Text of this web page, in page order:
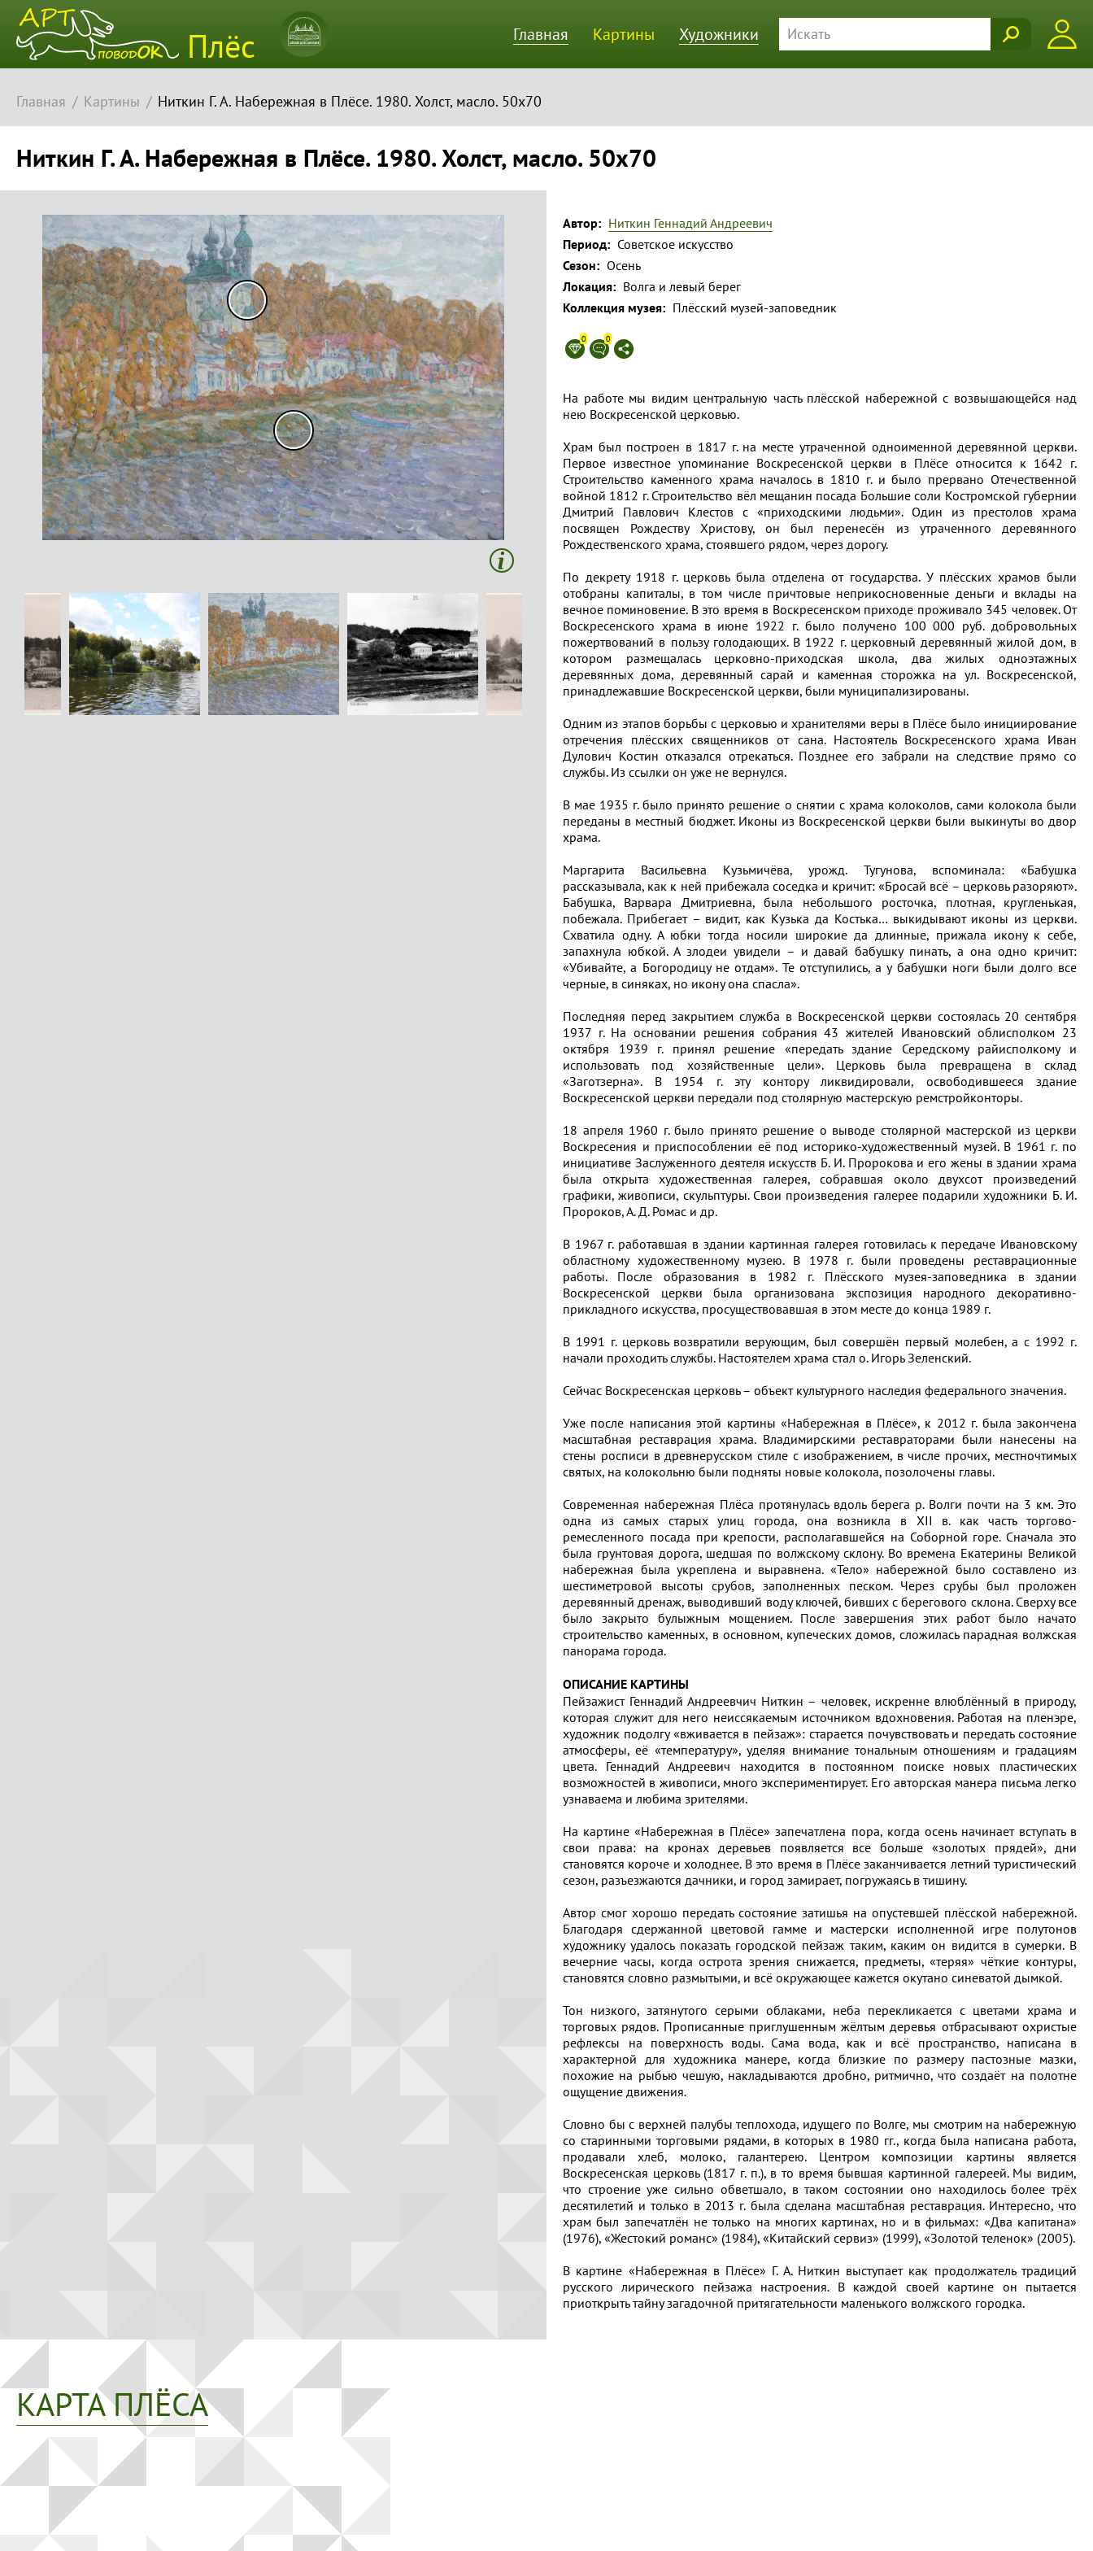
Плёс
Плёсский
музей-
заповедник
Главная Картины Художники
Главная Картины Ниткин Г. А. Набережная в Плёсе. 1980. Холст, масло. 50х70
Ниткин Г. А. Набережная в Плёсе. 1980. Холст, масло. 50х70
Автор: Ниткин Геннадий Андреевич
Период: Советское искусство
Сезон: Осень
Локация: Волга и левый берег
Коллекция музея: Плёсский музей-заповедник
0 0
На работе мы видим центральную часть плёсской набережной с возвышающейся над
нею Воскресенской церковью.
Храм был построен в 1817 г. на месте утраченной одноименной деревянной церкви.
Первое известное упоминание Воскресенской церкви в Плёсе относится к 1642 г.
Строительство каменного храма началось в 1810 г. и было прервано Отечественной
войной 1812 г. Строительство вёл мещанин посада Большие соли Костромской губернии
Дмитрий Павлович Клестов с «приходскими людьми». Один из престолов храма
посвящен Рождеству Христову, он был перенесён из утраченного деревянного
Рождественского храма, стоявшего рядом, через дорогу.
По декрету 1918 г. церковь была отделена от государства. У плёсских храмов были
отобраны капиталы, в том числе причтовые неприкосновенные деньги и вклады на
вечное поминовение. В это время в Воскресенском приходе проживало 345 человек. От
Воскресенского храма в июне 1922 г. было получено 100 000 руб. добровольных
пожертвований в пользу голодающих. В 1922 г. церковный деревянный жилой дом, в
котором размещалась церковно-приходская школа, два жилых одноэтажных
деревянных дома, деревянный сарай и каменная сторожка на ул. Воскресенской,
принадлежавшие Воскресенской церкви, были муниципализированы.
Одним из этапов борьбы с церковью и хранителями веры в Плёсе было инициирование
отречения плёсских священников от сана. Настоятель Воскресенского храма Иван
Дулович Костин отказался отрекаться. Позднее его забрали на следствие прямо со
службы. Из ссылки он уже не вернулся.
В мае 1935 г. было принято решение о снятии с храма колоколов, сами колокола были
переданы в местный бюджет. Иконы из Воскресенской церкви были выкинуты во двор
храма.
Маргарита Васильевна Кузьмичёва, урожд. Тугунова, вспоминала: «Бабушка
рассказывала, как к ней прибежала соседка и кричит: «Бросай всё – церковь разоряют».
Бабушка, Варвара Дмитриевна, была небольшого росточка, плотная, кругленькая,
побежала. Прибегает – видит, как Кузька да Костька… выкидывают иконы из церкви.
Схватила одну. А юбки тогда носили широкие да длинные, прижала икону к себе,
запахнула юбкой. А злодеи увидели – и давай бабушку пинать, а она одно кричит:
«Убивайте, а Богородицу не отдам». Те отступились, а у бабушки ноги были долго все
черные, в синяках, но икону она спасла».
Последняя перед закрытием служба в Воскресенской церкви состоялась 20 сентября
1937 г. На основании решения собрания 43 жителей Ивановский облисполком 23
октября 1939 г. принял решение «передать здание Середскому райисполкому и
использовать под хозяйственные цели». Церковь была превращена в склад
«Заготзерна». В 1954 г. эту контору ликвидировали, освободившееся здание
Воскресенской церкви передали под столярную мастерскую ремстройконторы.
18 апреля 1960 г. было принято решение о выводе столярной мастерской из церкви
Воскресения и приспособлении её под историко-художественный музей. В 1961 г. по
инициативе Заслуженного деятеля искусств Б. И. Пророкова и его жены в здании храма
была открыта художественная галерея, собравшая около двухсот произведений
графики, живописи, скульптуры. Свои произведения галерее подарили художники Б. И.
Пророков, А. Д. Ромас и др.
В 1967 г. работавшая в здании картинная галерея готовилась к передаче Ивановскому
областному художественному музею. В 1978 г. были проведены реставрационные
работы. После образования в 1982 г. Плёсского музея-заповедника в здании
Воскресенской церкви была организована экспозиция народного декоративно-
прикладного искусства, просуществовавшая в этом месте до конца 1989 г.
В 1991 г. церковь возвратили верующим, был совершён первый молебен, а с 1992 г.
начали проходить службы. Настоятелем храма стал о. Игорь Зеленский.
Сейчас Воскресенская церковь – объект культурного наследия федерального значения.
Уже после написания этой картины «Набережная в Плёсе», к 2012 г. была закончена
масштабная реставрация храма. Владимирскими реставраторами были нанесены на
стены росписи в древнерусском стиле с изображением, в числе прочих, местночтимых
святых, на колокольню были подняты новые колокола, позолочены главы.
Современная набережная Плёса протянулась вдоль берега р. Волги почти на 3 км. Это
одна из самых старых улиц города, она возникла в XII в. как часть торгово-
ремесленного посада при крепости, располагавшейся на Соборной горе. Сначала это
была грунтовая дорога, шедшая по волжскому склону. Во времена Екатерины Великой
набережная была укреплена и выравнена. «Тело» набережной было составлено из
шестиметровой высоты срубов, заполненных песком. Через срубы был проложен
деревянный дренаж, выводивший воду ключей, бивших с берегового склона. Сверху все
было закрыто булыжным мощением. После завершения этих работ было начато
строительство каменных, в основном, купеческих домов, сложилась парадная волжская
панорама города.
ОПИСАНИЕ КАРТИНЫ
Пейзажист Геннадий Андреевчич Ниткин – человек, искренне влюблённый в природу,
которая служит для него неиссякаемым источником вдохновения. Работая на пленэре,
художник подолгу «вживается в пейзаж»: старается почувствовать и передать состояние
атмосферы, её «температуру», уделяя внимание тональным отношениям и градациям
цвета. Геннадий Андреевич находится в постоянном поиске новых пластических
возможностей в живописи, много экспериментирует. Его авторская манера письма легко
узнаваема и любима зрителями.
На картине «Набережная в Плёсе» запечатлена пора, когда осень начинает вступать в
свои права: на кронах деревьев появляется все больше «золотых прядей», дни
становятся короче и холоднее. В это время в Плёсе заканчивается летний туристический
сезон, разъезжаются дачники, и город замирает, погружаясь в тишину.
Автор смог хорошо передать состояние затишья на опустевшей плёсской набережной.
Благодаря сдержанной цветовой гамме и мастерски исполненной игре полутонов
художнику удалось показать городской пейзаж таким, каким он видится в сумерки. В
вечерние часы, когда острота зрения снижается, предметы, «теряя» чёткие контуры,
становятся словно размытыми, и всё окружающее кажется окутано синеватой дымкой.
Тон низкого, затянутого серыми облаками, неба перекликается с цветами храма и
торговых рядов. Прописанные приглушенным жёлтым деревья отбрасывают охристые
рефлексы на поверхность воды. Сама вода, как и всё пространство, написана в
характерной для художника манере, когда близкие по размеру пастозные мазки,
похожие на рыбью чешую, накладываются дробно, ритмично, что создаёт на полотне
ощущение движения.
Словно бы с верхней палубы теплохода, идущего по Волге, мы смотрим на набережную
со старинными торговыми рядами, в которых в 1980 гг., когда была написана работа,
продавали хлеб, молоко, галантерею. Центром композиции картины является
Воскресенская церковь (1817 г. п.), в то время бывшая картинной галереей. Мы видим,
что строение уже сильно обветшало, в таком состоянии оно находилось более трёх
десятилетий и только в 2013 г. была сделана масштабная реставрация. Интересно, что
храм был запечатлён не только на многих картинах, но и в фильмах: «Два капитана»
(1976), «Жестокий романс» (1984), «Китайский сервиз» (1999), «Золотой теленок» (2005).
В картине «Набережная в Плёсе» Г. А. Ниткин выступает как продолжатель традиций
русского лирического пейзажа настроения. В каждой своей картине он пытается
приоткрыть тайну загадочной притягательности маленького волжского городка.
Отзывов:
0
Извините,
добавление
отзыва
доступно
только
зарегистрированным
пользователям
Пока
нет
отзывов.
Будьте
первым!
Поделитесь
своим
впечатлением
о
картине
Извините,
доступно
только
зарегистрированным
пользователям
Расскажите
о
месте
Копируйте
ссылку
Копировать
Копируйте
координаты
места
Копировать
КАРТА ПЛЁСА
Выбрать
по
категориям:
Автор
Период
Русское
Советское
искусство
отечественное
искусство
Современное
зарубежное
Локация
Соборная
гора
Левитана
Заречье
Набережная
Торговая
площадь
Верхний
Плёс